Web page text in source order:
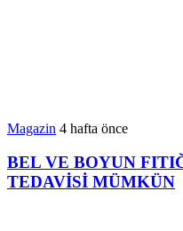
Magazin 4 hafta önce
BEL VE BOYUN
TEDAVİSİ MÜMKÜN